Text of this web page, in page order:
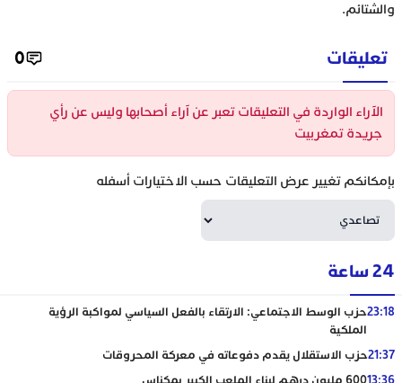
والشتائم.
تعليقات 0
الآراء الواردة في التعليقات تعبر عن آراء أصحابها وليس عن رأي
جريدة تمغربيت
بإمكانكم تغيير عرض التعليقات حسب الاختيارات أسفله
24 ساعة
23:18حزب الوسط الاجتماعي: الارتقاء بالفعل السياسي لمواكبة الرؤية
الملكية
21:37حزب الاستقلال يقدم دفوعاته في معركة المحروقات